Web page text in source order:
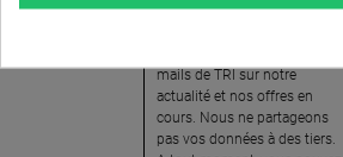
cliquer sur « oui » pour vous
mails de TRI sur notre
actualité et nos offres en
cours. Nous ne partageons
pas vos données à des tiers.